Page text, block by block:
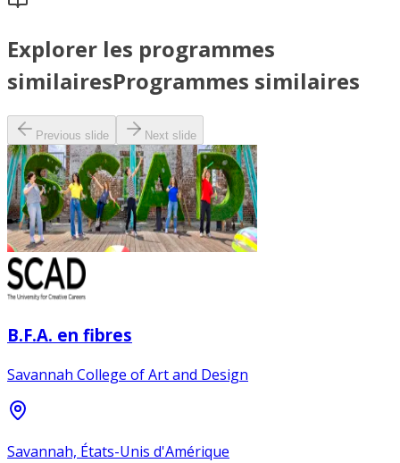
Explorer les programmes
similairesProgrammes similaires
Previous slide Next slide
B.F.A. en fibres
Savannah College of Art and Design
Savannah, États-Unis d'Amérique